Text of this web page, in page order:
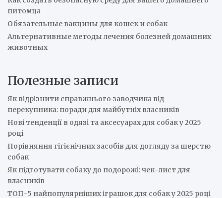
питомца
Обязательные вакцины для кошек и собак
Альтернативные методы лечения болезней домашних
животных
Полезные записи
Як відрізнити справжнього заводчика від
перекупника: поради для майбутніх власників
Нові тенденції в одязі та аксесуарах для собак у 2025
році
Порівняння гігієнічних засобів для догляду за шерстю
собак
Як підготувати собаку до подорожі: чек-лист для
власників
ТОП-5 найпопулярніших іграшок для собак у 2025 році